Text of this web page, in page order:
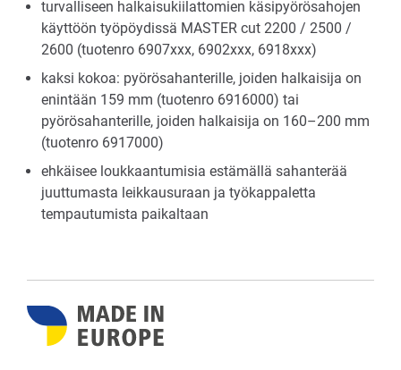
turvalliseen halkaisukiilattomien käsipyörösahojen
käyttöön työpöydissä MASTER cut 2200 / 2500 /
2600 (tuotenro 6907xxx, 6902xxx, 6918xxx)
kaksi kokoa: pyörösahanterille, joiden halkaisija on
enintään 159 mm (tuotenro 6916000) tai
pyörösahanterille, joiden halkaisija on 160–200 mm
(tuotenro 6917000)
ehkäisee loukkaantumisia estämällä sahanterää
juuttumasta leikkausuraan ja työkappaletta
tempautumista paikaltaan